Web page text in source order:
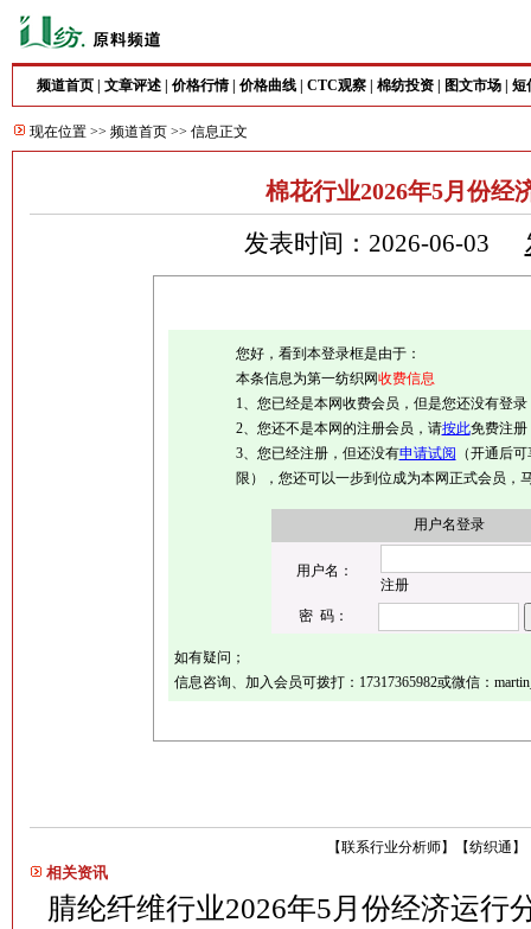
频道首页 文章评述 价格行情| 价格曲线 CTC观察 棉纺投资 图文市场 短
现在位置 >> 频道首页 >> 信息正文
棉花行业2026年5月份经
发表时间：2026-06-03
您好，看到本登录框是由于：
本条信息为第一纺织网收费信息
1、您已经是本网收费会员，但是您还没有登录
2、您还不是本网的注册会员，请按此免费注册
3、您已经注册，但还没有申请试阅 （开通后
限），您还可以一步到位成为本网正式会员，
用户名登录
用户名：
注册
密 码：
如有疑问；
信息咨询、加入会员可拨打：17317365982或微信：
【纺织通 】
【联系行业分析师】
相关资讯
腈纶纤维行业2026年5月份经济运行